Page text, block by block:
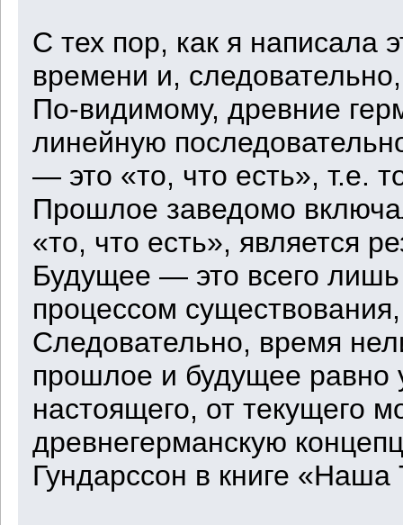
С тех пор, как я написала
времени и,
По-видимому, древние
линейную
— это «то, что есть», т.е.
Прошлое заведомо
«то, что есть», является
Будущее — это всего
процессом
Следовательно, время
прошлое и будущее равно
настоящего, от текущего
древнегерманскую
Гундарссон в книге «Наша